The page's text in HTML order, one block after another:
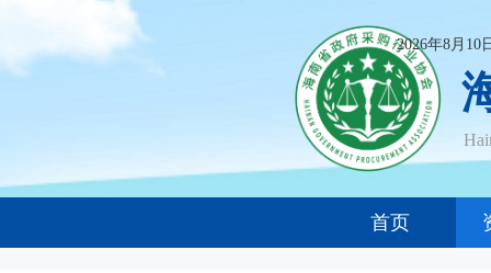
2026年8月10
首页